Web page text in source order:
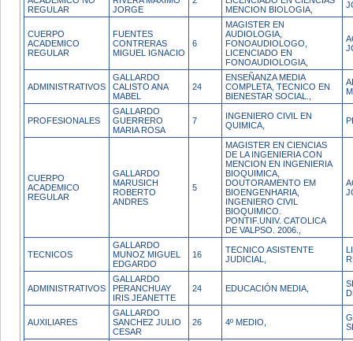
REGULAR
JORGE
MENCION BIOLOGIA,
CUERPO
ACADEMICO
REGULAR
FUENTES
CONTRERAS
MIGUEL IGNACIO
6
MAGISTER EN
AUDIOLOGIA,
FONOAUDIOLOGO,
LICENCIADO EN
FONOAUDIOLOGIA,
ADMINISTRATIVOS
GALLARDO
CALISTO ANA
MABEL
24
ENSEÑANZA MEDIA
COMPLETA, TECNICO EN
BIENESTAR SOCIAL.,
PROFESIONALES
GALLARDO
GUERRERO
MARIA ROSA
7
INGENIERO CIVIL EN
QUIMICA,
CUERPO
ACADEMICO
REGULAR
GALLARDO
MARUSICH
ROBERTO
ANDRES
5
MAGISTER EN CIENCIAS
DE LA INGENIERIA CON
MENCION EN INGENIERIA
BIOQUIMICA,
DOUTORAMENTO EM
BIOENGENHARIA,
INGENIERO CIVIL
BIOQUIMICO.
PONTIF.UNIV. CATOLICA
DE VALPSO. 2006.,
TECNICOS
GALLARDO
MUNOZ MIGUEL
EDGARDO
16
TECNICO ASISTENTE
JUDICIAL,
ADMINISTRATIVOS
GALLARDO
PERANCHUAY
IRIS JEANETTE
24 EDUCACIÓN MEDIA,
AUXILIARES
GALLARDO
SANCHEZ JULIO
CESAR
26 4º MEDIO,